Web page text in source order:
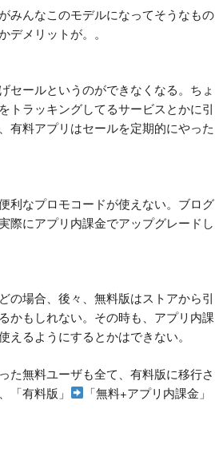
みんなこのモデルになってそうなもの
メリットが。。
セールというのができなくなる。ちょ
トラッキングしてるサービスとかに引
有料アプリはセールを定期的にやった
利なプロモコードが使えない。ブログ
際にアプリ内課金でアップグレードし
の場合、後々、無料版はストアから引
かもしれない。その時も、アプリ内課
るようにするとかはできない。
た無料ユーザも全て、有料版に移行さ
「有料版」
「無料+アプリ内課金」